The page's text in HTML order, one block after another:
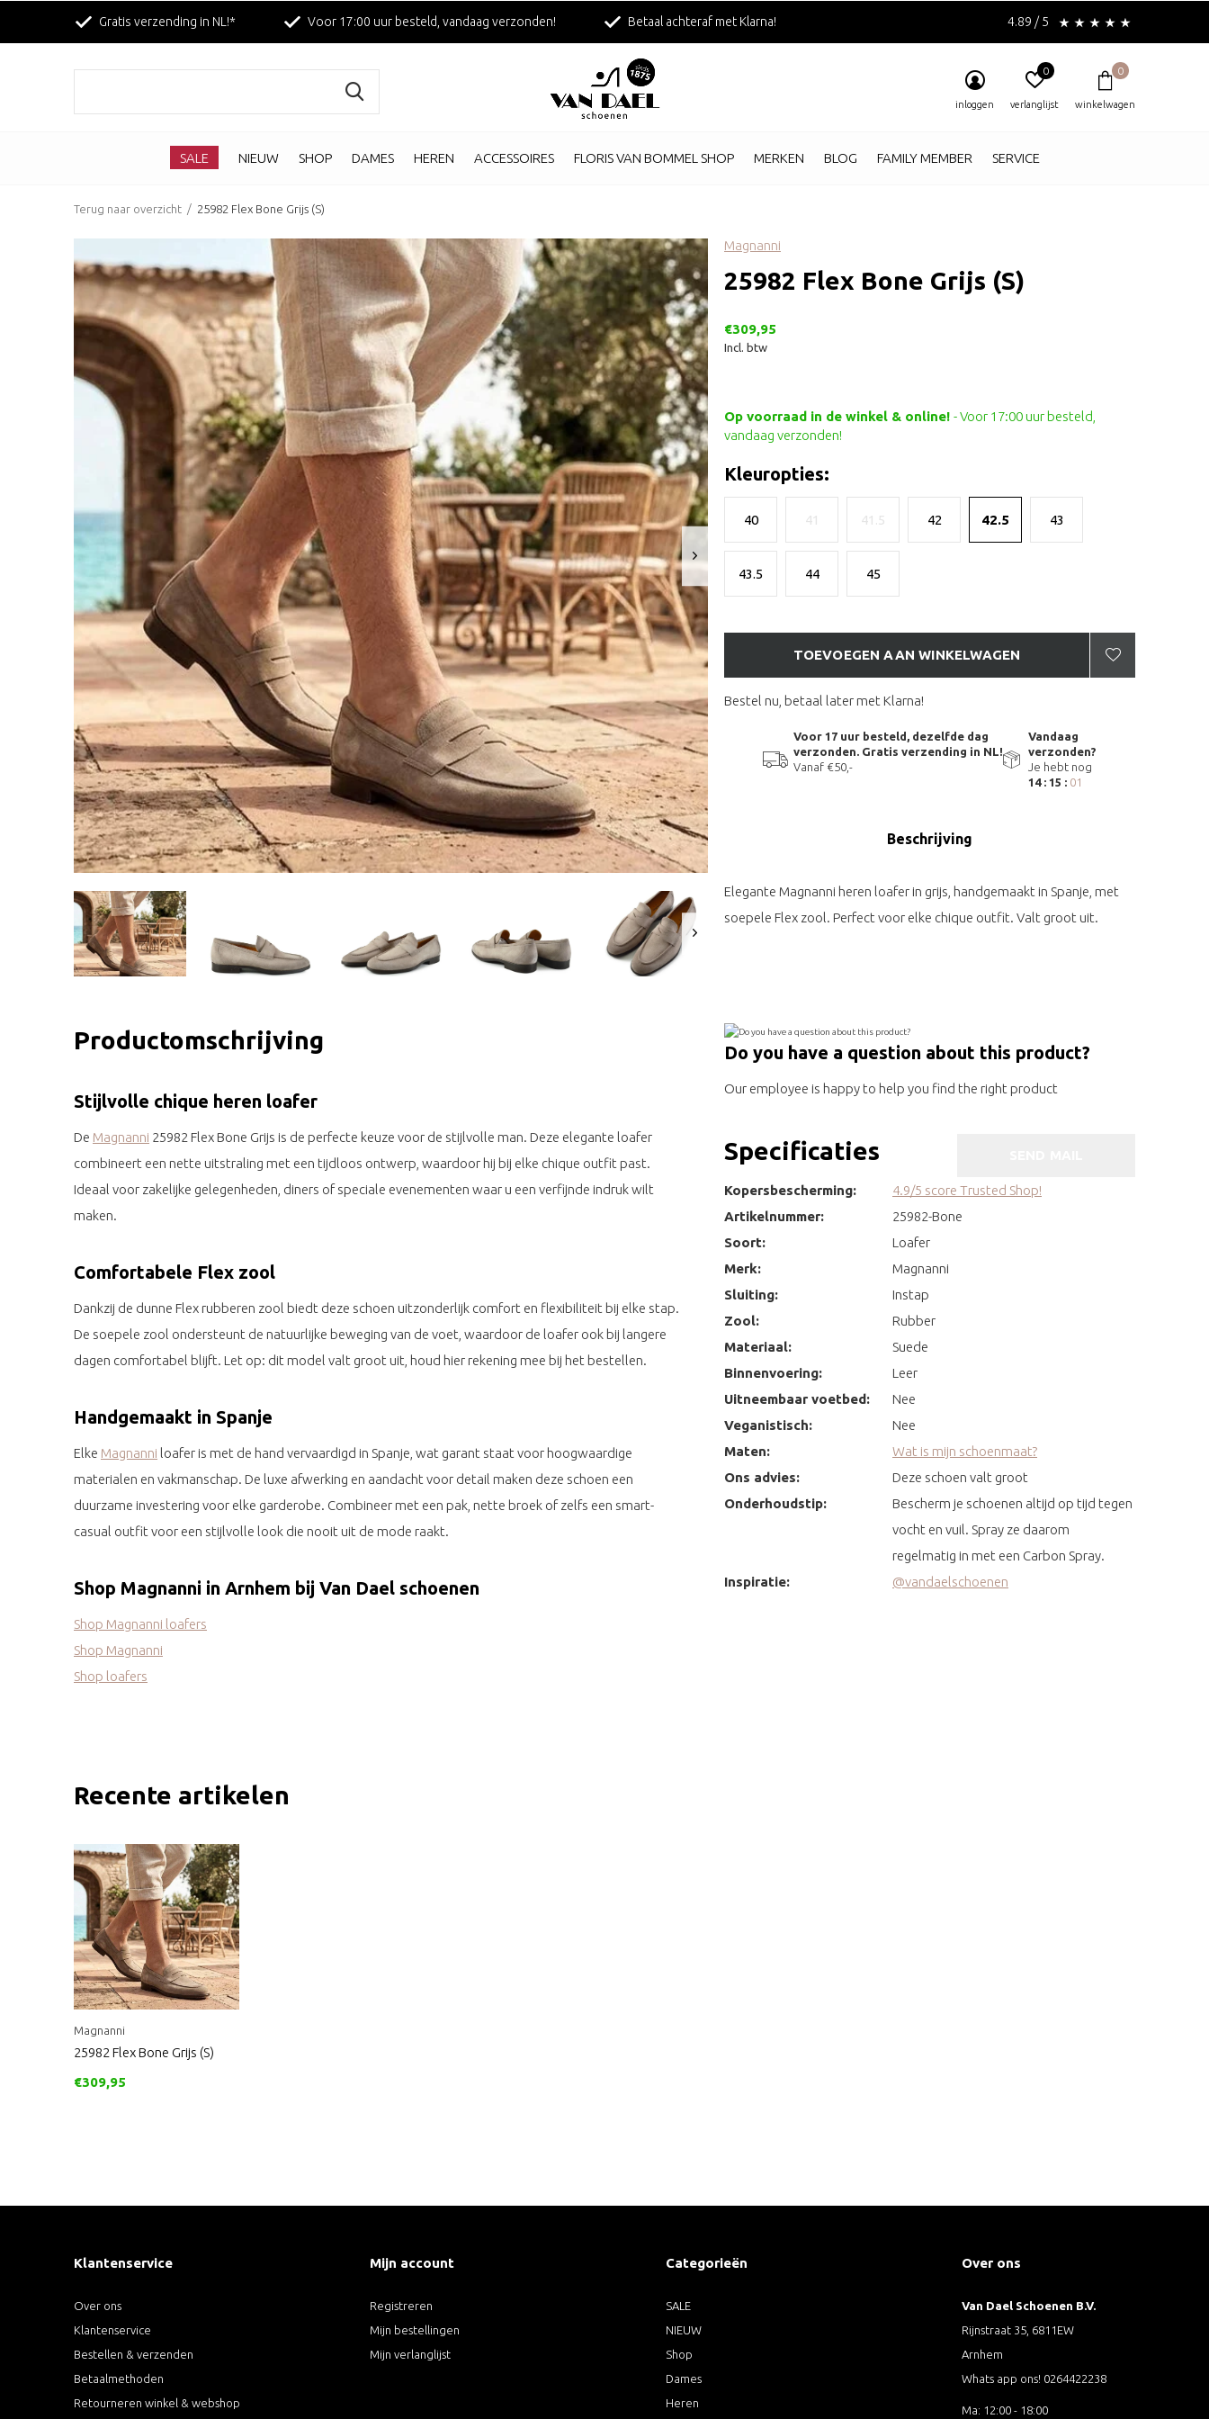
SALE NIEUW SHOP DAMES HEREN ACCESSOIRES FLORIS VAN BOMMEL SHOP MERKEN BLOG FAMILY MEMBER SERVICE
inloggen verlanglijst
0
winkelwagen
0
Gratis verzending in NL!* Voor 17:00 uur besteld, vandaag verzonden! Betaal achteraf met Klarna! 4.89 / 5
Terug naar overzicht 25982 Flex Bone Grijs (S)
Magnanni
25982 Flex Bone Grijs (S)
€309,95
Incl. btw
Op voorraad in de winkel & online! - Voor 17:00 uur besteld,
vandaag verzonden!
Kleuropties:
40 41 41.5 42 42.5 43
43.5 44 45
TOEVOEGEN AAN WINKELWAGEN
Bestel nu, betaal later met Klarna!
Voor 17 uur besteld, dezelfde dag
verzonden. Gratis verzending in NL!
Vanaf €50,-
Vandaag
verzonden?
Je hebt nog
14 : 15 : 00
Beschrijving
Elegante Magnanni heren loafer in grijs, handgemaakt in Spanje, met
soepele Flex zool. Perfect voor elke chique outfit. Valt groot uit.
Productomschrijving
Stijlvolle chique heren loafer
De Magnanni 25982 Flex Bone Grijs is de perfecte keuze voor de stijlvolle man. Deze elegante loafer
combineert een nette uitstraling met een tijdloos ontwerp, waardoor hij bij elke chique outfit past.
Ideaal voor zakelijke gelegenheden, diners of speciale evenementen waar u een verfijnde indruk wilt
maken.
Comfortabele Flex zool
Dankzij de dunne Flex rubberen zool biedt deze schoen uitzonderlijk comfort en flexibiliteit bij elke stap.
De soepele zool ondersteunt de natuurlijke beweging van de voet, waardoor de loafer ook bij langere
dagen comfortabel blijft. Let op: dit model valt groot uit, houd hier rekening mee bij het bestellen.
Handgemaakt in Spanje
Elke Magnanni loafer is met de hand vervaardigd in Spanje, wat garant staat voor hoogwaardige
materialen en vakmanschap. De luxe afwerking en aandacht voor detail maken deze schoen een
duurzame investering voor elke garderobe. Combineer met een pak, nette broek of zelfs een smart-
casual outfit voor een stijlvolle look die nooit uit de mode raakt.
Shop Magnanni in Arnhem bij Van Dael schoenen
Shop Magnanni loafers
Shop Magnanni
Shop loafers
Do you have a question about this product?
Our employee is happy to help you find the right product
Specificaties
Kopersbescherming:
4.9/5 score Trusted Shop!
Artikelnummer:
25982-Bone
Soort:
Loafer
Merk:
Magnanni
Sluiting:
Instap
Zool:
Rubber
Materiaal:
Suede
Binnenvoering:
Leer
Uitneembaar voetbed:
Nee
Veganistisch:
Nee
Maten:
Wat is mijn schoenmaat?
Ons advies:
Deze schoen valt groot
Onderhoudstip:
Bescherm je schoenen altijd op tijd tegen
vocht en vuil. Spray ze daarom
regelmatig in met een Carbon Spray.
Inspiratie:
@vandaelschoenen
Recente artikelen
Magnanni
25982 Flex Bone Grijs (S)
€309,95
Klantenservice
Over ons
Klantenservice
Bestellen & verzenden
Betaalmethoden
Retourneren winkel & webshop
Mijn account
Registreren
Mijn bestellingen
Mijn verlanglijst
Categorieën
SALE
NIEUW
Shop
Dames
Heren
Over ons
Van Dael Schoenen B.V.
Rijnstraat 35, 6811EW
Arnhem
Whats app ons! 0264422238
Ma: 12:00 - 18:00